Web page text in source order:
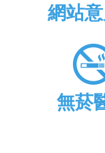
網站
無菸